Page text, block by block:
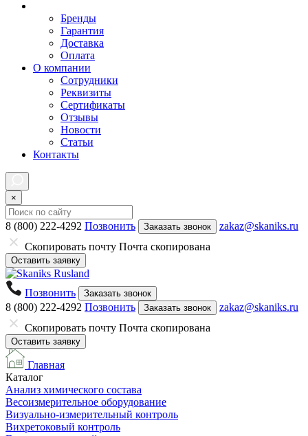
Бренды
Гарантия
Доставка
Оплата
О компании
Сотрудники
Реквизиты
Сертификаты
Отзывы
Новости
Статьи
Контакты
×
8 (800) 222-4292 Позвонить Заказать звонок
zakaz@skaniks.ru
Скопировать почту Почта скопирована
Оставить заявку
Позвонить Заказать звонок
8 (800) 222-4292 Позвонить Заказать звонок
zakaz@skaniks.ru
Скопировать почту Почта скопирована
Оставить заявку
Главная
Каталог
Анализ химического состава
Весоизмерительное оборудование
Визуально-измерительный контроль
Вихретоковый контроль